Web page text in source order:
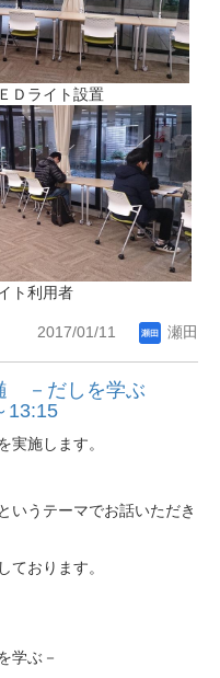
設置
者
2017/01/11 瀬田
－だしを学ぶ
13:15
施します。
うテーマでお話いただき
おります。
ぶ－